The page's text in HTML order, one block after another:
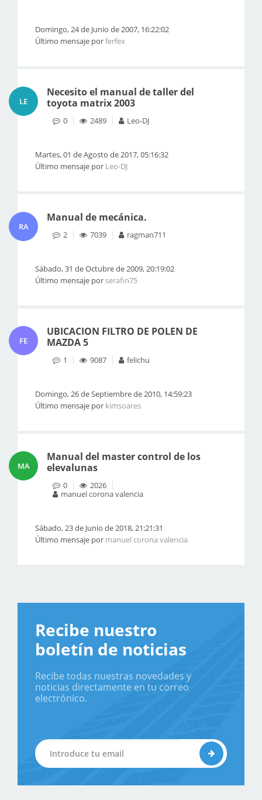
Domingo, 24 de Junio de 2007, 16:22:02
Último mensaje porferfex
LE
Necesito el manual de taller del
toyota matrix 2003
0 2489 Leo-DJ
Martes, 01 de Agosto de 2017, 05:16:32
Último mensaje por Leo-DJ
RA
Manual de mecánica.
2 7039 ragman711
Sábado, 31 de Octubre de 2009, 20:19:02
Último mensaje porserafin75
FE
UBICACION FILTRO DE POLEN DE
MAZDA 5
1 9087 felichu
Domingo, 26 de Septiembre de 2010, 14:59:23
Último mensaje por kimsoares
MA
Manual del master control de los
elevalunas
0
2026
manuel corona valencia
Sábado, 23 de Junio de 2018, 21:21:31
Último mensaje por manuel corona valencia
Recibe nuestro
boletín de noticias
Recibe todas nuestras novedades y
noticias directamente en tu correo
electrónico.